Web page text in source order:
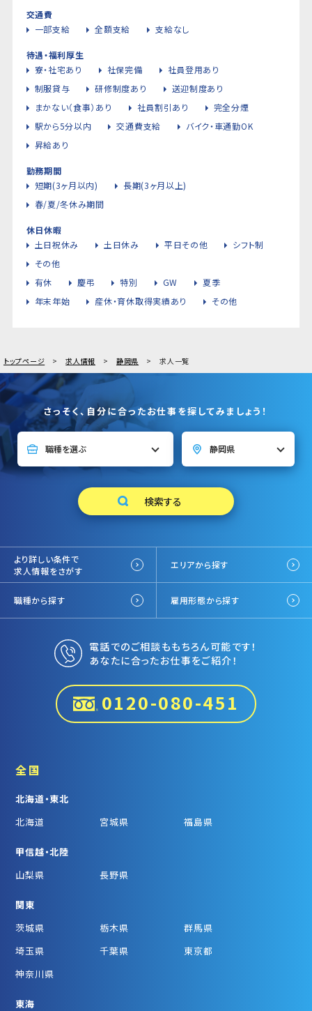
交通費
一部支給
全額支給 支給なし
待遇・福利厚生
寮・社宅あり
社保完備
社員登用あり
制服貸与
研修制度あり
送迎制度あり
まかない（食事）あり
社員割引あり
完全分煙
駅から5分以内
交通費支給
バイク・車通勤OK
昇給あり
勤務期間
短期(3ヶ月以内)
長期(3ヶ月以上)
春/夏/冬休み期間
休日休暇
土日祝休み
土日休み 平日その他
シフト制
その他
有休
慶弔 特別 GW
夏季
年末年始
産休・育休取得実績あり その他
トップページ 求人情報 静岡県 求人一覧
さっそく、自分に合ったお仕事を探してみましょう！
より詳しい条件で
求人情報をさがす
エリアから探す
職種から探す 雇用形態から探す
電話でのご相談ももちろん可能です！
あなたに合ったお仕事をご紹介！
0120-080-451
全国
北海道・東北
北海道
宮城県 福島県
甲信越・北陸
山梨県
長野県
関東
茨城県
栃木県
群馬県
埼玉県
千葉県
東京都
神奈川県
東海